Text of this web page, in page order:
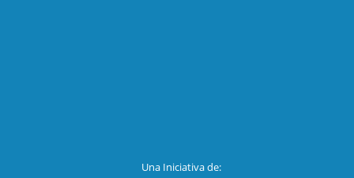
Una Iniciativa de: